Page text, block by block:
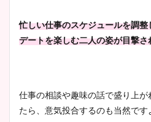
忙しい仕事のスケジュールを調
デートを楽しむ二人の姿が目撃さ
仕事の相談や趣味の話で盛り上
たら、意気投合するのも当然です